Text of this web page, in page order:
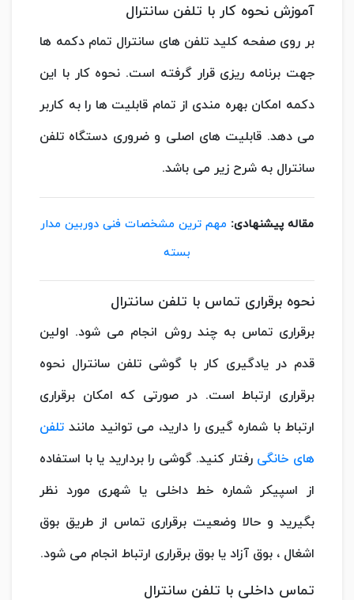
آموزش نحوه کار با تلفن سانترال
بر روی صفحه کلید تلفن های سانترال تمام دکمه ها
جهت برنامه ریزی قرار گرفته است. نحوه کار با این
دکمه امکان بهره مندی از تمام قابلیت ها را به کاربر
می دهد. قابلیت های اصلی و ضروری دستگاه تلفن
سانترال به شرح زیر می باشد.
مقاله پیشنهادی: مهم ترین مشخصات فنی دوربین مدار
بسته
نحوه برقراری تماس با تلفن سانترال
برقراری تماس به چند روش انجام می شود. اولین
قدم در یادگیری کار با گوشی تلفن سانترال نحوه
برقراری ارتباط است. در صورتی که امکان برقراری
ارتباط با شماره گیری را دارید، می توانید مانند تلفن
های خانگی رفتار کنید. گوشی را بردارید یا با استفاده
از اسپیکر شماره خط داخلی یا شهری مورد نظر
بگیرید و حالا وضعیت برقراری تماس از طریق بوق
اشغال ، بوق آزاد یا بوق برقراری ارتباط انجام می شود.
تماس داخلی با تلفن سانترال